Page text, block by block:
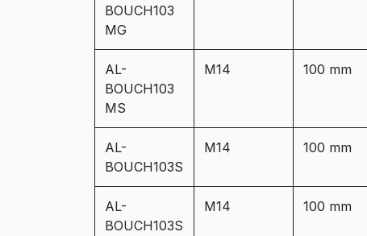
BOUCH103
MG
AL-
BOUCH103
MS
M14 100 mm
AL-
BOUCH103S
M14 100 mm
AL-
BOUCH103S
M14 100 mm